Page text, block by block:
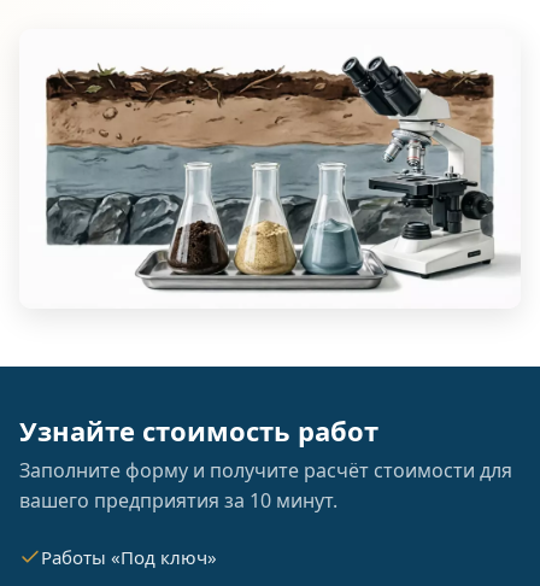
Узнайте стоимость работ
Заполните форму и получите расчёт стоимости для
вашего предприятия за 10 минут.
Работы «Под ключ»